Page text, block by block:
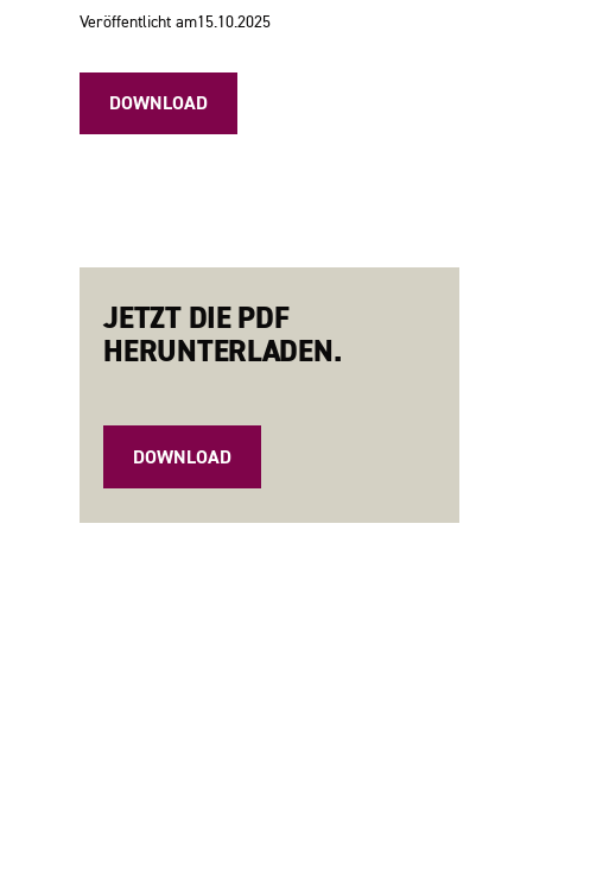
Veröffentlicht am15.10.2025
DOWNLOAD
JETZT DIE PDF
HERUNTERLADEN.
DOWNLOAD